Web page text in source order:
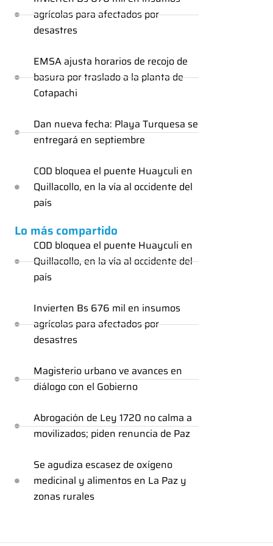
agrícolas para afectados por
desastres
EMSA ajusta horarios de recojo de
basura por traslado a la planta de
Cotapachi
Dan nueva fecha: Playa Turquesa se
entregará en septiembre
COD bloquea el puente Huayculi en
Quillacollo, en la vía al occidente del
país
Lo más compartido
COD bloquea el puente Huayculi en
Quillacollo, en la vía al occidente del
país
Invierten Bs 676 mil en insumos
agrícolas para afectados por
desastres
Magisterio urbano ve avances en
diálogo con el Gobierno
Abrogación de Ley 1720 no calma a
movilizados; piden renuncia de Paz
Se agudiza escasez de oxígeno
medicinal y alimentos en La Paz y
zonas rurales